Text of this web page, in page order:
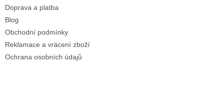
Doprava a platba
Blog
Obchodní podmínky
Reklamace a vrácení zboží
Ochrana osobních údajů